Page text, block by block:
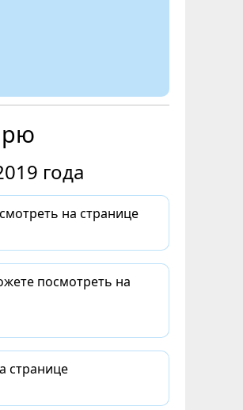
года
на странице
посмотреть на
странице